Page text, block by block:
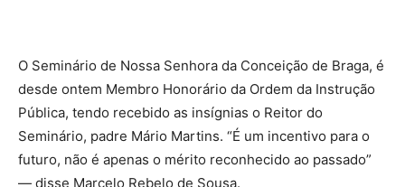
O Seminário de Nossa Senhora da Conceição de Braga, é
desde ontem Membro Honorário da Ordem da Instrução
Pública, tendo recebido as insígnias o Reitor do
Seminário, padre Mário Martins. “É um incentivo para o
futuro, não é apenas o mérito reconhecido ao passado”
— disse Marcelo Rebelo de Sousa.